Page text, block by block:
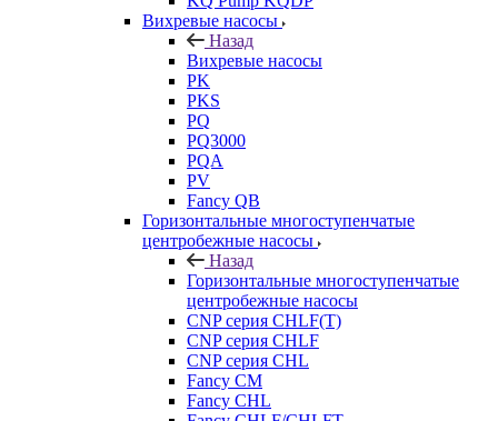
Вихревые насосы
Назад
Вихревые насосы
PK
PKS
PQ
PQ3000
PQA
PV
Fancy QB
Горизонтальные многоступенчатые
центробежные насосы
Назад
Горизонтальные многоступенчатые
центробежные насосы
CNP серия CHLF(T)
CNP серия CHLF
CNP серия CHL
Fancy CM
Fancy CHL